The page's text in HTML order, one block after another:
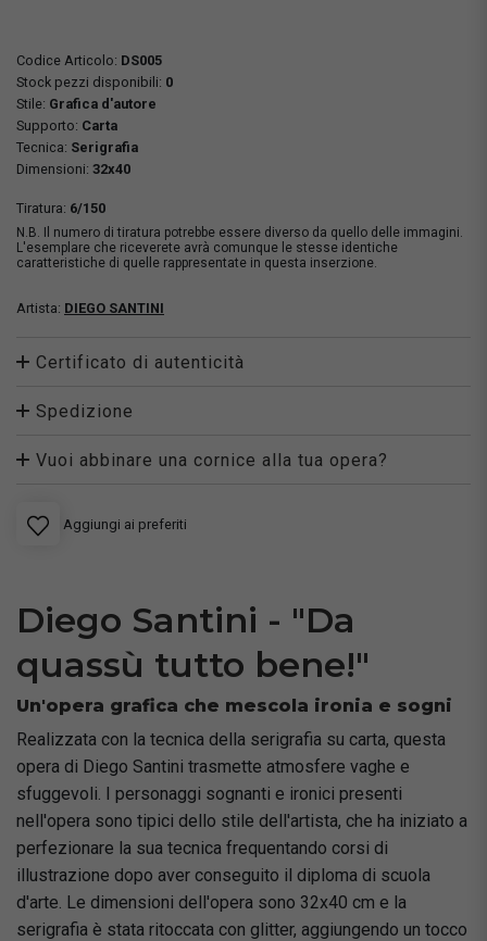
Codice Articolo: DS005
Stock pezzi disponibili: 0
Stile: Grafica d'autore
Supporto: Carta
Tecnica: Serigrafia
Dimensioni: 32x40
Tiratura: 6/150
N.B. Il numero di tiratura potrebbe essere diverso da quello delle immagini.
L'esemplare che riceverete avrà comunque le stesse identiche
caratteristiche di quelle rappresentate in questa inserzione.
Artista: DIEGO SANTINI
Certificato di autenticità
Spedizione
Vuoi abbinare una cornice alla tua opera?
Aggiungi ai preferiti
Diego Santini - "Da
quassù tutto bene!"
Un'opera grafica che mescola ironia e sogni
Realizzata con la tecnica della serigrafia su carta, questa
opera di Diego Santini trasmette atmosfere vaghe e
sfuggevoli. I personaggi sognanti e ironici presenti
nell'opera sono tipici dello stile dell'artista, che ha iniziato a
perfezionare la sua tecnica frequentando corsi di
illustrazione dopo aver conseguito il diploma di scuola
d'arte. Le dimensioni dell'opera sono 32x40 cm e la
serigrafia è stata ritoccata con glitter, aggiungendo un tocco